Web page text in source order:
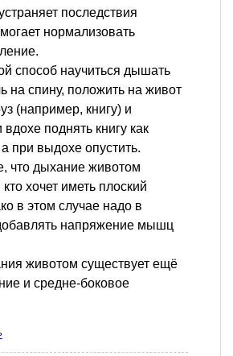
последствия
нормализовать
способ научиться дышать
на спину, положить на живот
(например, книгу) и
вдохе поднять книгу как
при выдохе опустить.
что дыхание животом
хочет иметь плоский
в этом случае надо в
напряжение мышц
животом существует ещё
и средне-боковое